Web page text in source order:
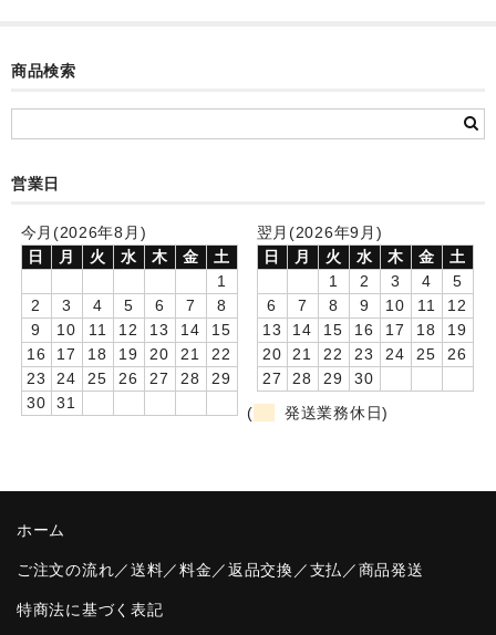
お絵かきギャラリー
卒園DVDアルバム
卒業記念品
音声入りフォトフレームクロック(集合)
音声入りフォトフレームクロック(校歌)
スポーツウォッチ
商品検索
営業日
今月(2026年8月)
日
月 火 水 木 金
土
1
2
3 4 5 6 7
8
9
10 11 12 13 14
15
16
17 18 19 20 21
22
23
24 25 26 27 28
29
30
31
翌月(2026年9月)
日
月 火 水 木 金
土
1
2 3 4
5
6
7 8 9 10 11
12
13
14 15 16 17 18
19
20
21 22 23 24 25
26
27
28 29
30
(
発送業務休日)
ホーム
ご注文の流れ／送料／料金／返品交換／支払／商品発送
特商法に基づく表記